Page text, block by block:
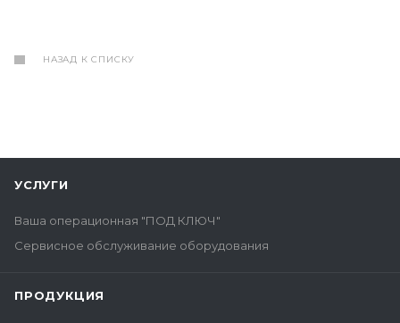
НАЗАД К СПИСКУ
УСЛУГИ
Ваша операционная "ПОД КЛЮЧ"
Сервисное обслуживание оборудования
ПРОДУКЦИЯ